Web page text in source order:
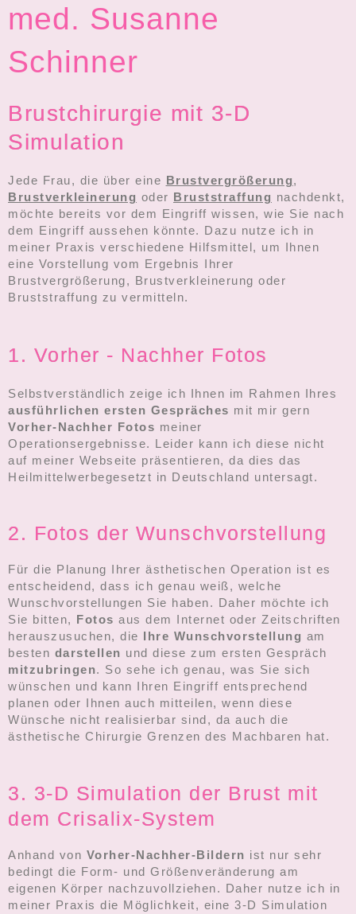
med. Susanne
Schinner
Brustchirurgie mit 3-D
Simulation
Jede Frau, die über eine Brustvergrößerung,
Brustverkleinerung oder Bruststraffung nachdenkt,
möchte bereits vor dem Eingriff wissen, wie Sie nach
dem Eingriff aussehen könnte. Dazu nutze ich in
meiner Praxis verschiedene Hilfsmittel, um Ihnen
eine Vorstellung vom Ergebnis Ihrer
Brustvergrößerung, Brustverkleinerung oder
Bruststraffung zu vermitteln.
1. Vorher - Nachher Fotos
Selbstverständlich zeige ich Ihnen im Rahmen Ihres
ausführlichen ersten Gespräches mit mir gern
Vorher-Nachher Fotos meiner
Operationsergebnisse. Leider kann ich diese nicht
auf meiner Webseite präsentieren, da dies das
Heilmittelwerbegesetzt in Deutschland untersagt.
2. Fotos der Wunschvorstellung
Für die Planung Ihrer ästhetischen Operation ist es
entscheidend, dass ich genau weiß, welche
Wunschvorstellungen Sie haben. Daher möchte ich
Sie bitten,
Fotos aus dem Internet oder Zeitschriften
herauszusuchen, die
Ihre Wunschvorstellung am
besten darstellen und diese zum ersten Gespräch
mitzubringen. So sehe ich genau, was Sie sich
wünschen und kann Ihren Eingriff entsprechend
planen oder Ihnen auch mitteilen, wenn diese
Wünsche nicht realisierbar sind, da auch die
ästhetische Chirurgie Grenzen des Machbaren hat.
3. 3-D Simulation der Brust mit
dem Crisalix-System
Anhand von Vorher-Nachher-Bildern ist nur sehr
bedingt die Form- und Größenveränderung am
eigenen Körper nachzuvollziehen. Daher nutze ich in
meiner Praxis die Möglichkeit, eine 3-D Simulation